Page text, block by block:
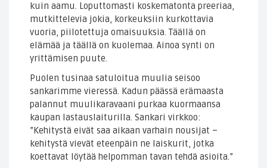
kuin aamu. Loputtomasti koskematonta preeriaa,
mutkittelevia jokia, korkeuksiin kurkottavia
vuoria, piilotettuja omaisuuksia. Täällä on
elämää ja täällä on kuolemaa. Ainoa synti on
yrittämisen puute.
Puolen tusinaa satuloitua muulia seisoo
sankarimme vieressä. Kadun päässä erämaasta
palannut muulikaravaani purkaa kuormaansa
kaupan lastauslaiturilla. Sankari virkkoo:
”Kehitystä eivät saa aikaan varhain nousijat –
kehitystä vievät eteenpäin ne laiskurit, jotka
koettavat löytää helpomman tavan tehdä asioita.”